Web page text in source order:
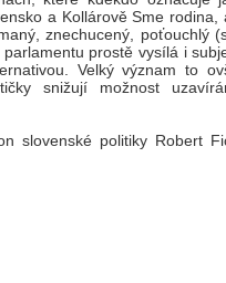
a Kollárově Sme rodina,
znechucený, poťouchlý
prostě vysílá i
Velký význam to
snižují možnost
slovenské politiky Robert